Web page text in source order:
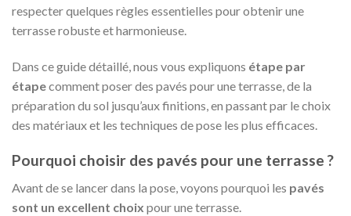
respecter quelques règles essentielles pour obtenir une
terrasse robuste et harmonieuse.
Dans ce guide détaillé, nous vous expliquons étape par
étapecomment poser des pavés pour une terrasse, de la
préparation du sol jusqu’aux finitions, en passant par le choix
des matériaux et les techniques de pose les plus efficaces.
Pourquoi choisir des pavés pour une terrasse ?
Avant de se lancer dans la pose, voyons pourquoi les pavés
sont un excellent choix pour une terrasse.